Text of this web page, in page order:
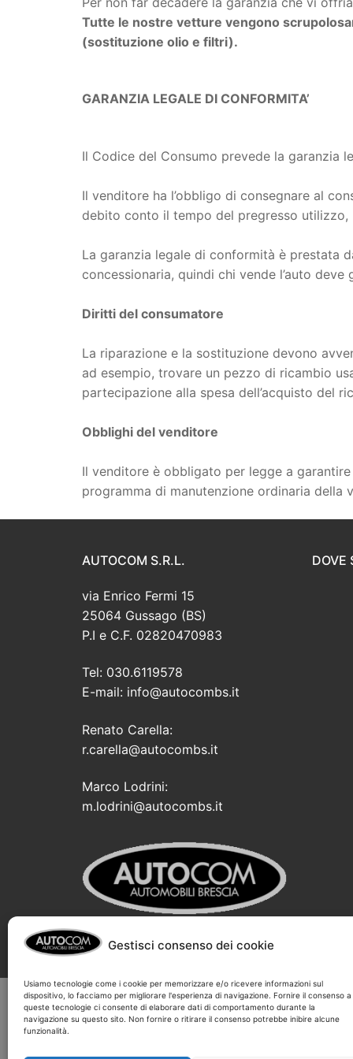
Gestisci consenso dei cookie
Usiamo tecnologie come i cookie per memorizzare e/o ricevere informazioni sul
dispositivo, lo facciamo per migliorare l'esperienza di navigazione. Fornire il consenso a
queste tecnologie ci consente di elaborare dati di comportamento durante la
navigazione su questo sito. Non fornire o ritirare il consenso potrebbe inibire alcune
funzionalità.
Tutte le nostre vetture vengono
(sostituzione olio e filtri).
GARANZIA LEGALE DI CONFORMITA’
Il Codice del Consumo prevede la garanzia
Il venditore ha l’obbligo di consegnare al
debito conto il tempo del pregresso
La garanzia legale di conformità è prestata
concessionaria, quindi chi vende l’auto
Diritti del consumatore
La riparazione e la sostituzione devono
ad esempio, trovare un pezzo di ricambio
partecipazione alla spesa dell’acquisto del
Obblighi del venditore
Il venditore è obbligato per legge a
programma di manutenzione ordinaria della
AUTOCOM S.R.L.
via Enrico Fermi 15
25064 Gussago (BS)
P.I e C.F. 02820470983
Tel: 030.6119578
E-mail: info@autocombs.it
Renato Carella:
r.carella@autocombs.it
Marco Lodrini:
m.lodrini@autocombs.it
DOVE
AutoCOM S.r.l. via